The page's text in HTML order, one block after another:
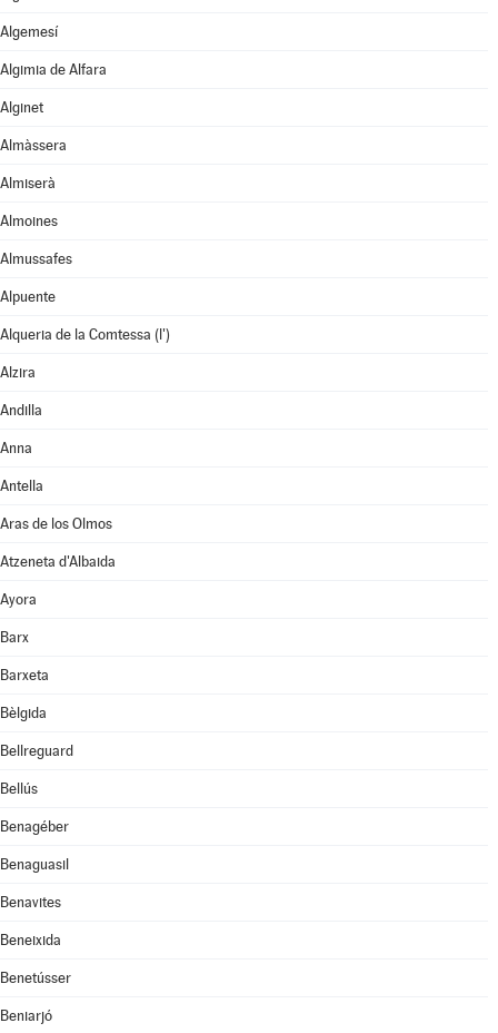
Algemesí
Algimia de Alfara
Alginet
Almàssera
Almiserà
Almoines
Almussafes
Alpuente
Alqueria de la Comtessa (l')
Alzira
Andilla
Anna
Antella
Aras de los Olmos
Atzeneta d'Albaida
Ayora
Barx
Barxeta
Bèlgida
Bellreguard
Bellús
Benagéber
Benaguasil
Benavites
Beneixida
Benetússer
Beniarjó